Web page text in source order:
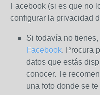
Facebook (si es que no
configurar la privacidad
Si todavía no tienes,
Facebook. Procura
datos que estás
conocer. Te
una foto donde se